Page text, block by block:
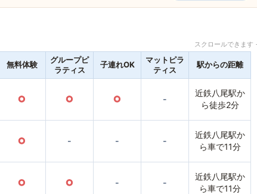
スクロールできま
無料体験
グループピ
ラティス
子連れOK
マットピラ
ティス
駅からの距離
○ ○ ○ -
近鉄八尾駅か
ら徒歩2分
○ - - -
近鉄八尾駅か
ら車で11分
○ ○ - -
近鉄八尾駅か
ら車で11分